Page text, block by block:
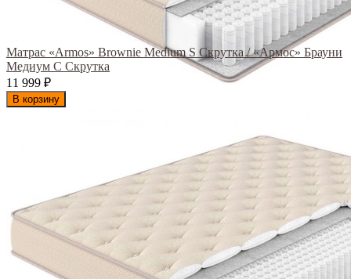
Матрас «Armos» Brownie Medium S Скрутка / «Армос» Брауни
Медиум С Скрутка
11 999 ₽
В корзину